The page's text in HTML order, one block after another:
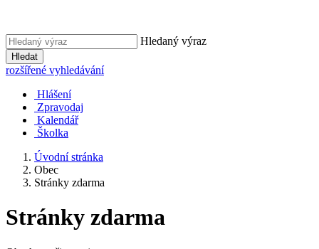
Hledaný výraz
Hledat
rozšířené vyhledávání
Hlášení
Zpravodaj
Kalendář
Školka
Úvodní stránka
Obec
Stránky zdarma
Stránky zdarma